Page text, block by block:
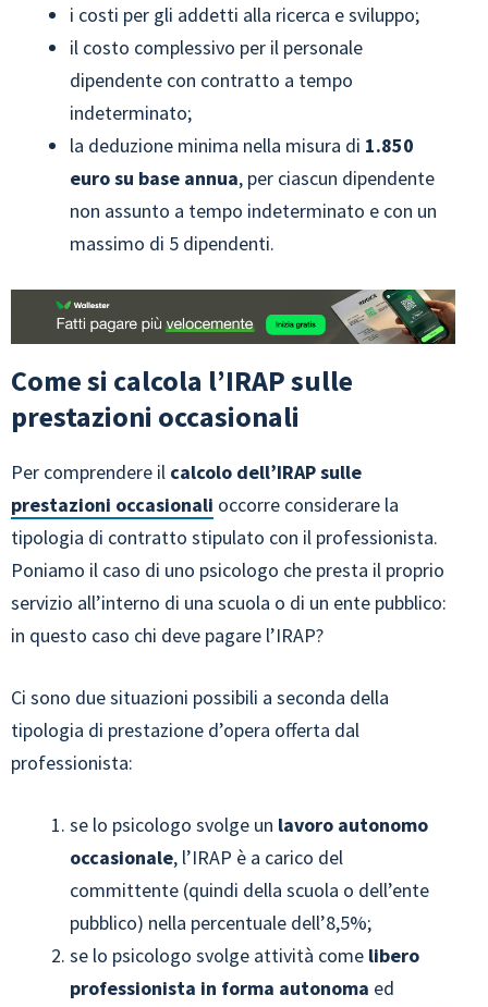
i costi per gli addetti alla ricerca e sviluppo;
il costo complessivo per il personale
dipendente con contratto a tempo
indeterminato;
la deduzione minima nella misura di 1.850
euro su base annua, per ciascun dipendente
non assunto a tempo indeterminato e con un
massimo di 5 dipendenti.
Come si calcola l’IRAP sulle
prestazioni occasionali
Per comprendere il calcolo dell’IRAP sulle
prestazioni occasionali occorre considerare la
tipologia di contratto stipulato con il professionista.
Poniamo il caso di uno psicologo che presta il proprio
servizio all’interno di una scuola o di un ente pubblico:
in questo caso chi deve pagare l’IRAP?
Ci sono due situazioni possibili a seconda della
tipologia di prestazione d’opera offerta dal
professionista:
se lo psicologo svolge un lavoro autonomo
occasionale, l’IRAP è a carico del
committente (quindi della scuola o dell’ente
pubblico) nella percentuale dell’8,5%;
se lo psicologo svolge attività come libero
professionista in forma autonoma ed